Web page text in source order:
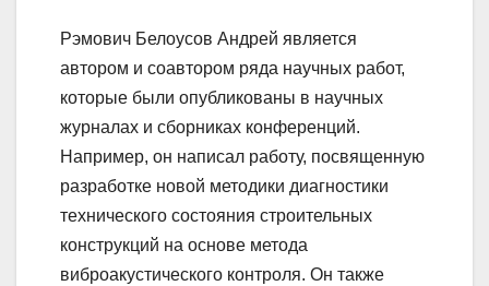
Рэмович Белоусов Андрей является
автором и соавтором ряда научных работ,
которые были опубликованы в научных
журналах и сборниках конференций.
Например, он написал работу, посвященную
разработке новой методики диагностики
технического состояния строительных
конструкций на основе метода
виброакустического контроля. Он также